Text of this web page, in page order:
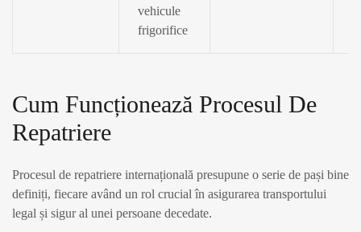
vehicule
frigorifice
Cum Funcționează Procesul De
Repatriere
Procesul de repatriere internațională presupune o serie de pași bine
definiți, fiecare având un rol crucial în asigurarea transportului
legal și sigur al unei persoane decedate.